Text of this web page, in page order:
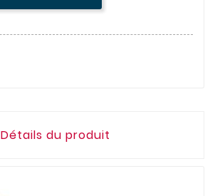
Détails du produit